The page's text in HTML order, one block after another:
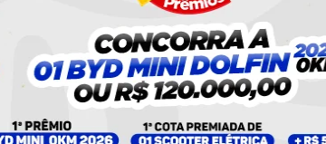
(Setran), Adler Silveira, enfatiza que o
o Governo já tem sob sua responsabilidade a
se dispõe a efetuar parceria com os
é estadual, possa também receber
população.